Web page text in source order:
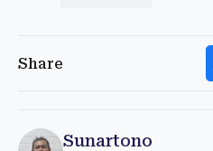
Share
Sunartono